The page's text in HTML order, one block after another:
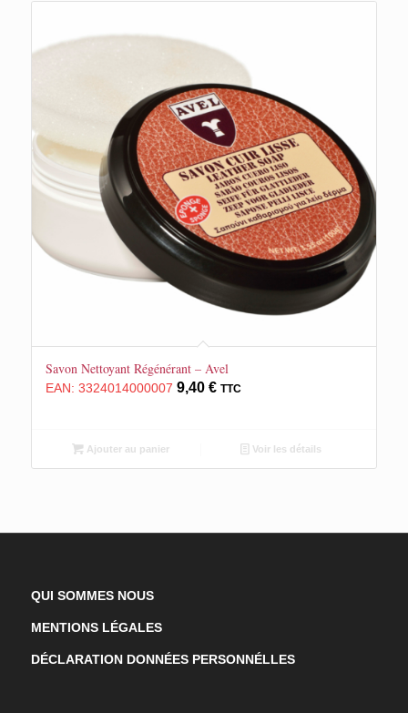
Savon Nettoyant Régénérant – Avel
EAN: 3324014000007 9,40 € TTC
Ajouter au panier Voir les détails
QUI SOMMES NOUS
MENTIONS LÉGALES
DÉCLARATION DONNÉES PERSONNÉLLES